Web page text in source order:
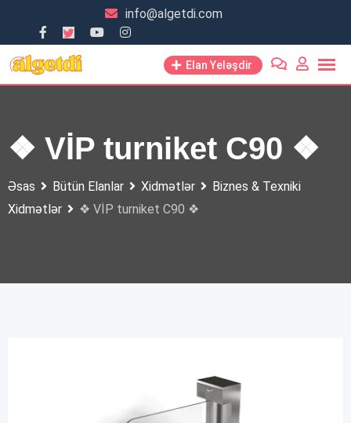
content
info@algetdi.com
Elan Yeləşdir
❖ VİP turniket C90 ❖
Əsas Bütün Elanlar Xidmətlər
Biznes & Texniki
Xidmətlər
❖ VİP turniket C90 ❖